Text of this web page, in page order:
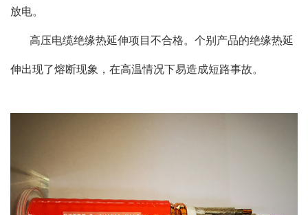
放电。
高压电缆绝缘热延伸项目不合格。个别产品的绝缘热延
伸出现了熔断现象，在高温情况下易造成短路事故。